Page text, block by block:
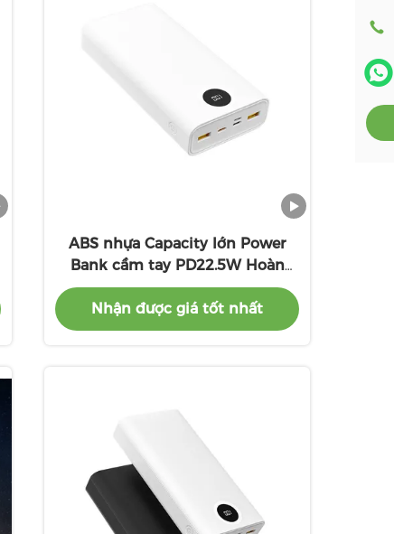
ABS nhựa Capacity lớn Power
Bank cầm tay PD22.5W Hoàn
toàn tương thích
Nhận được giá tốt nhất